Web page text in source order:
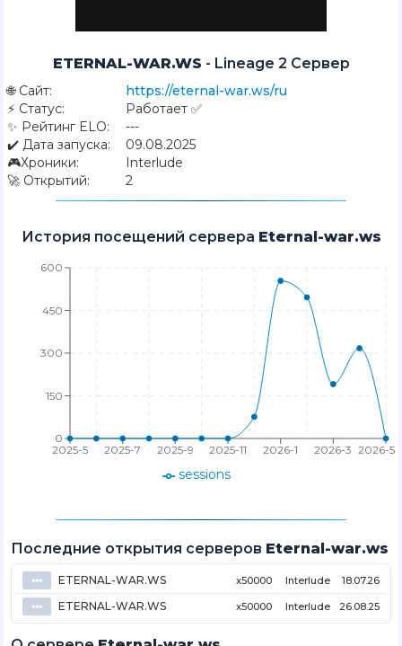
ETERNAL-WAR.WS - Lineage 2 Сервер
🌐 Сайт:
https://eternal-war.ws/ru
⚡ Статус:
Работает ✅
✨ Рейтинг ELO:
---
✔️ Дата запуска:
09.08.2025
🎮Хроники:
Interlude
🚀 Открытий: 2
История посещений сервера Eternal-war.ws
2025-5 2025-7 2025-9 2025-11 2026-1 2026-3 2026-5
0
150
300
450
600
sessions
Последние открытия серверов Eternal-war.ws
⦁⦁⦁ ETERNAL-WAR.WS x50000 Interlude 18.07.26
⦁⦁⦁ ETERNAL-WAR.WS x50000 Interlude 26.08.25